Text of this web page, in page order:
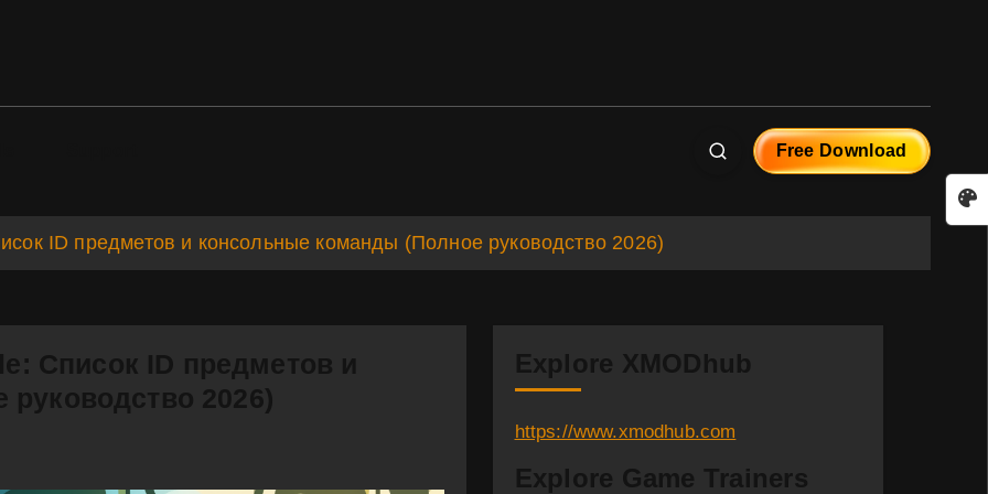
Free Download
ID предметов и консольные команды (Полное руководство 2026)
Список ID предметов и
2026)
Explore XMODhub
https://www.xmodhub.com
Explore Game Trainers